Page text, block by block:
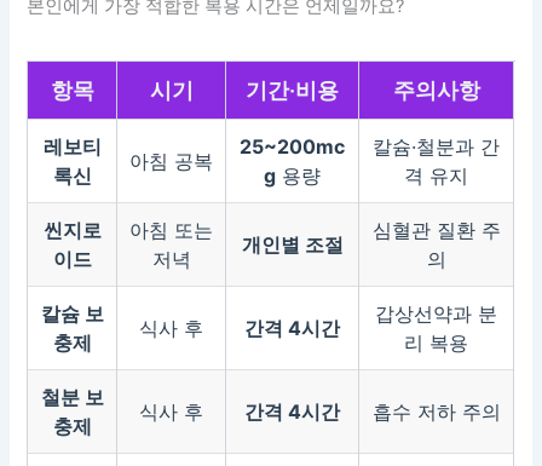
본인에게 가장 적합한 복용 시간은 언제일까요?
항목 시기 기간·비용 주의사항
레보티
록신
아침 공복
25~200mc
g 용량
칼슘·철분과 간
격 유지
씬지로
이드
아침 또는
저녁
개인별 조절
심혈관 질환 주
의
칼슘 보
충제
식사 후 간격 4시간
갑상선약과 분
리 복용
철분 보
충제
식사 후 간격 4시간 흡수 저하 주의